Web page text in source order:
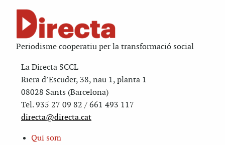
Periodisme cooperatiu per la transformació social
La Directa SCCL
Riera d’Escuder, 38, nau 1, planta 1
08028 Sants (Barcelona)
Tel. 935 27 09 82 / 661 493 117
directa@directa.cat
Qui som